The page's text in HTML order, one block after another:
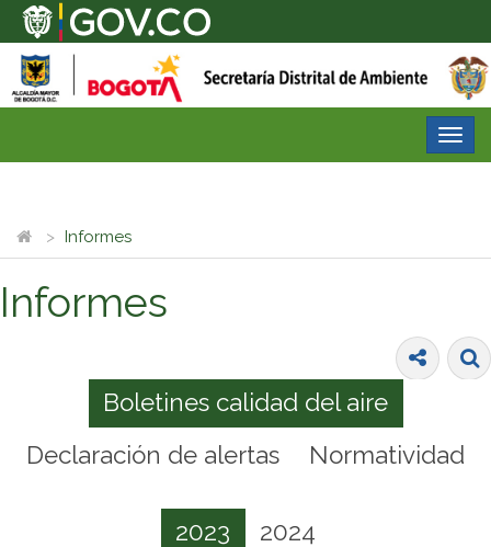
Informes
Informes
Boletines calidad del aire
Declaración de alertas
Normatividad
2023 2024